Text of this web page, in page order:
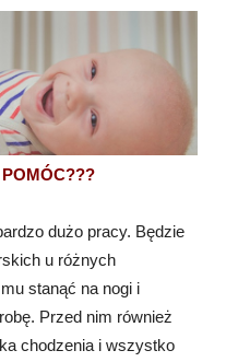
dużo pracy. Będzie
u różnych
stanąć na nogi i
Przed nim również
chodzenia i wszystko